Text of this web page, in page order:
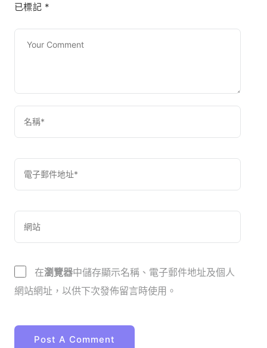
已標記 *
在瀏覽器中儲存顯示名稱、電子郵件地址及個人
網站網址，以供下次發佈留言時使用。